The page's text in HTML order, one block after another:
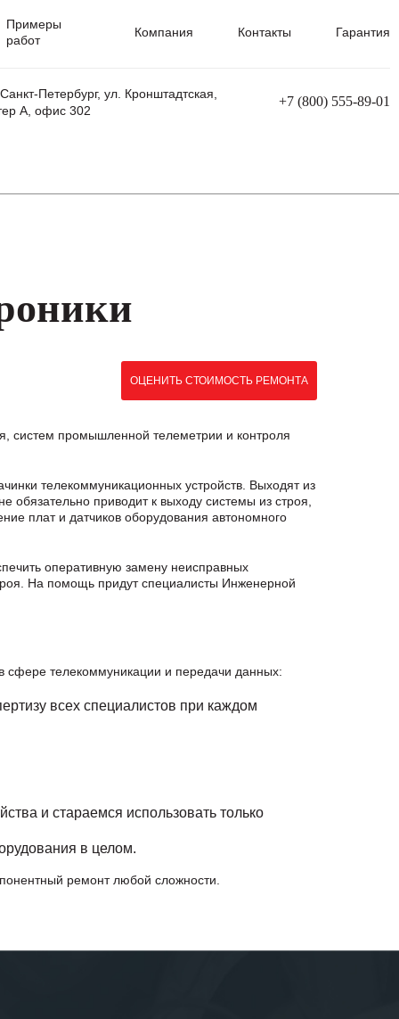
Примеры
работ
Компания Контакты Гарантия
Петербург, ул. Кронштадтская,
А, офис 302
+7 (800) 555-89-01
ОЦЕНИТЬ СТОИМОСТЬ РЕМОНТА
систем промышленной телеметрии и контроля
телекоммуникационных устройств. Выходят из
приводит к выходу системы из строя,
плат и датчиков оборудования автономного
оперативную замену неисправных
На помощь придут специалисты Инженерной
сфере телекоммуникации и передачи данных:
всех специалистов при каждом
и стараемся использовать только
в целом.
ремонт любой сложности.